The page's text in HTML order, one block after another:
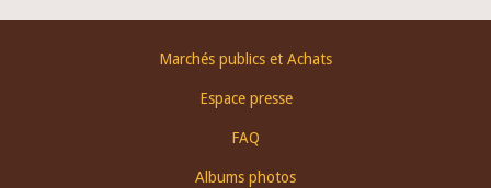
Marchés publics et Achats
Espace presse
FAQ
Albums photos